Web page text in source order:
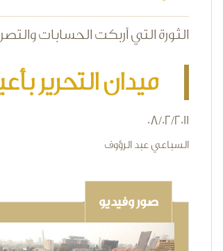
الثورة التي أربكت الحسابات
ميدان التحرير
08/02/2011
السباعي عبد الرؤوف
صور وفيديو